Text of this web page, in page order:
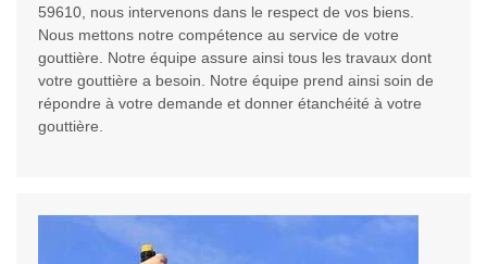
59610, nous intervenons dans le respect de vos biens.
Nous mettons notre compétence au service de votre
gouttière. Notre équipe assure ainsi tous les travaux dont
votre gouttière a besoin. Notre équipe prend ainsi soin de
répondre à votre demande et donner étanchéité à votre
gouttière.